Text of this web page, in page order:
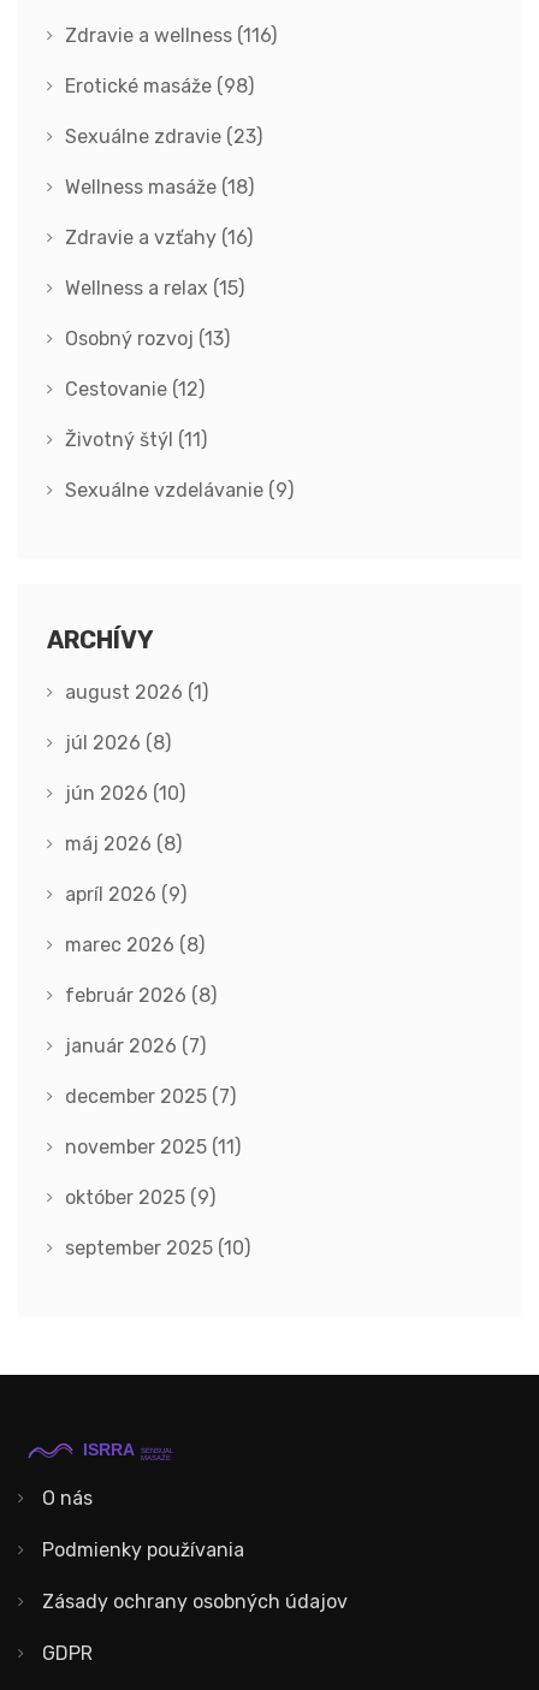
Zdravie a wellness (116)
Erotické masáže (98)
Sexuálne zdravie (23)
Wellness masáže (18)
Zdravie a vzťahy (16)
Wellness a relax (15)
Osobný rozvoj (13)
Cestovanie (12)
Životný štýl (11)
Sexuálne vzdelávanie (9)
ARCHÍVY
august 2026 (1)
júl 2026 (8)
jún 2026 (10)
máj 2026 (8)
apríl 2026 (9)
marec 2026 (8)
február 2026 (8)
január 2026 (7)
december 2025 (7)
november 2025 (11)
október 2025 (9)
september 2025 (10)
O nás
Podmienky používania
Zásady ochrany osobných údajov
GDPR